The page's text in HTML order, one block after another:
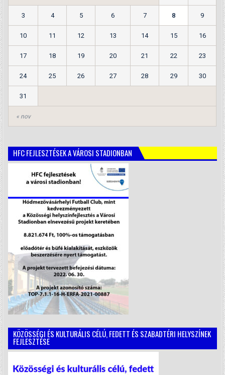
« nov
3 4 5 6 7 8 9
10 11 12 13 14 15 16
17 18 19 20 21 22 23
24 25 26 27 28 29 30
31
HFC FEJLESZTÉSEK A VÁROSI STADIONBAN
KÖZÖSSÉGI ÉS KULTURÁLIS CÉLÚ, FEDETT ÉS SZABADTÉRI HELYSZÍNEK
FEJLESZTÉSE